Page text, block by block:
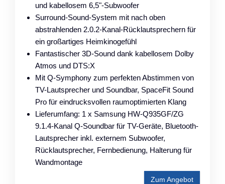
und kabellosem 6,5"-Subwoofer
Surround-Sound-System mit nach oben
abstrahlenden 2.0.2-Kanal-Rücklautsprechern für
ein großartiges Heimkinogefühl
Fantastischer 3D-Sound dank kabellosem Dolby
Atmos und DTS:X
Mit Q-Symphony zum perfekten Abstimmen von
TV-Lautsprecher und Soundbar, SpaceFit Sound
Pro für eindrucksvollen raumoptimierten Klang
Lieferumfang: 1 x Samsung HW-Q935GF/ZG
9.1.4-Kanal Q-Soundbar für TV-Geräte, Bluetooth-
Lautsprecher inkl. externem Subwoofer,
Rücklautsprecher, Fernbedienung, Halterung für
Wandmontage
Zum Angebot